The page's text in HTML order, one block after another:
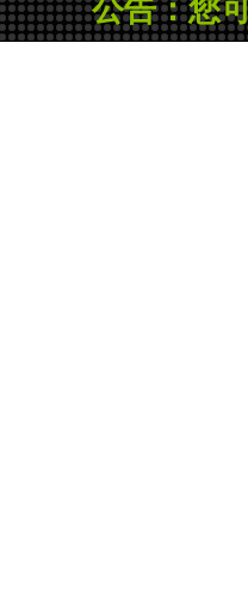
公告：您可以在